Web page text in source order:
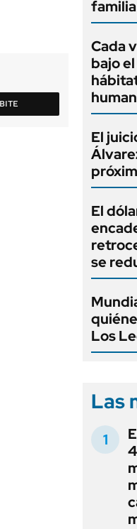
familia
Cada
bajo
El
El
se
Los
Las